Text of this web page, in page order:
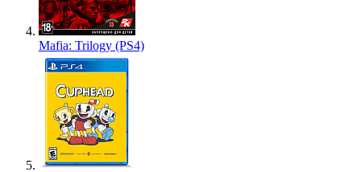
Mafia: Trilogy (PS4)